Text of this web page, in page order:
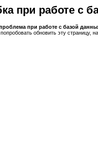
при работе с
при работе с базой
обновить эту страницу,